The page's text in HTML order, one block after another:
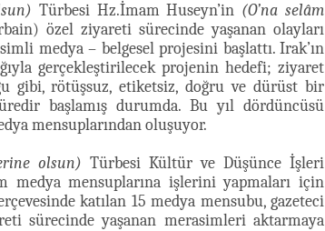
Türbesi Hz.İmam Huseyn’in (O’na selâm
özel ziyareti sürecinde yaşanan olayları
medya – belgesel projesini başlattı. Irak’ın
gerçekleştirilecek projenin hedefi; ziyaret
gibi, rötüşsuz, etiketsiz, doğru ve dürüst bir
başlamış durumda. Bu yıl dördüncüsü
mensuplarından oluşuyor.
olsun) Türbesi Kültür ve Düşünce İşleri
mensuplarına işlerini yapmaları için
katılan 15 medya mensubu, gazeteci
sürecinde yaşanan merasimleri aktarmaya